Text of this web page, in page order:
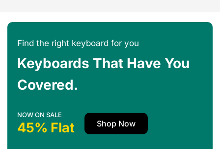
Find the right keyboard for you
Keyboards That Have You
Covered.
NOW ON SALE
45% Flat Shop Now